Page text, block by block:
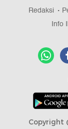
Redaksi
Info
Copyright